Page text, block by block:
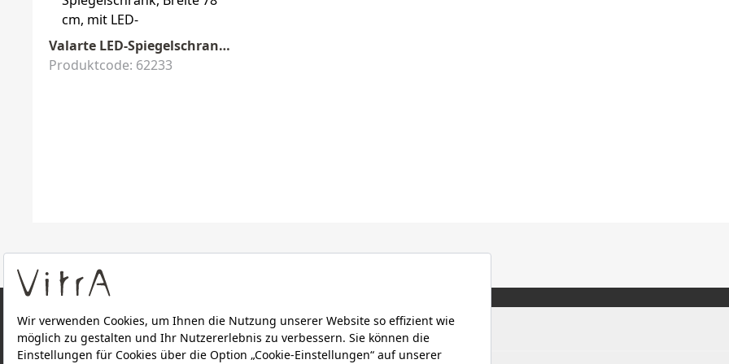
Valarte LED-Spiegelschrank 78 x 17 x 76 cm Elfenbein Matt
Produktcode: 62233
ÜBER UNS